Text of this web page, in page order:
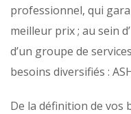
professionnel, qui
meilleur prix ; au sein
d’un groupe de
besoins diversifiés :
De la définition de vos